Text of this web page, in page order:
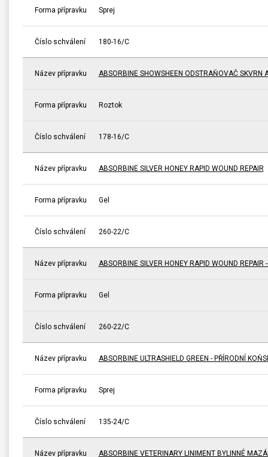
Forma přípravku Sprej
Číslo schválení 180-16/C
Název přípravku ABSORBINE SHOWSHEEN ODSTRAŇOVAČ SKVRN
Forma přípravku Roztok
Číslo schválení 178-16/C
Název přípravku ABSORBINE SILVER HONEY RAPID WOUND REPAIR
Forma přípravku Gel
Číslo schválení 260-22/C
Název přípravku ABSORBINE SILVER HONEY RAPID WOUND REPAIR
Forma přípravku Gel
Číslo schválení 260-22/C
Název přípravku ABSORBINE ULTRASHIELD GREEN - PŘÍRODNÍ
Forma přípravku Sprej
Číslo schválení 135-24/C
Název přípravku ABSORBINE VETERINARY LINIMENT BYLINNÉ